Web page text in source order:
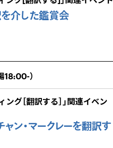
を介した鑑賞会
18:00-）
グ［翻訳する］」関連イベン
ャン・マークレーを翻訳す